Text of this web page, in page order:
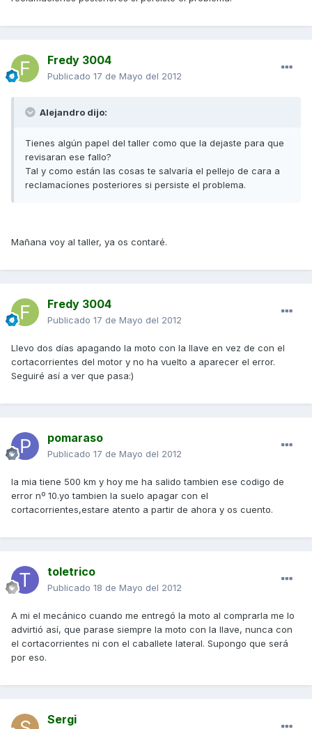
Fredy 3004
Publicado 17 de Mayo del 2012
Alejandro dijo:
Tienes algún papel del taller como que la dejaste para que
revisaran ese fallo?
Tal y como están las cosas te salvaría el pellejo de cara a
reclamacíones posteriores si persiste el problema.
Mañana voy al taller, ya os contaré.
Fredy 3004
Publicado 17 de Mayo del 2012
Llevo dos días apagando la moto con la llave en vez de con el
cortacorrientes del motor y no ha vuelto a aparecer el error.
Seguiré así a ver que pasa:)
pomaraso
Publicado 17 de Mayo del 2012
la mia tiene 500 km y hoy me ha salido tambien ese codigo de
error nº 10.yo tambien la suelo apagar con el
cortacorrientes,estare atento a partir de ahora y os cuento.
toletrico
Publicado 18 de Mayo del 2012
A mi el mecánico cuando me entregó la moto al comprarla me lo
advirtió así, que parase siempre la moto con la llave, nunca con
el cortacorrientes ni con el caballete lateral. Supongo que será
por eso.
Sergi